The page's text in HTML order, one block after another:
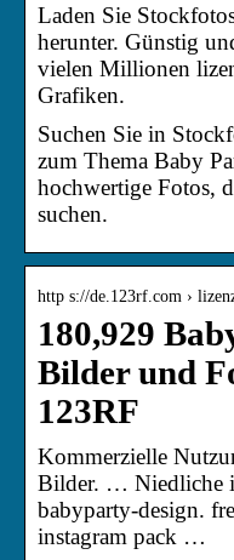
Laden Sie
herunter. Günstig
vielen Millionen
Grafiken.
Suchen Sie in
zum Thema Baby
hochwertige Fotos,
suchen.
http s://de.123rf.com ›
180,929
Bilder und
123RF
Kommerzielle
Bilder. … Niedliche
babyparty-design.
instagram pack …